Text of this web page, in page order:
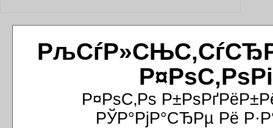
Р¤РѕС‚Рѕ
РЎР°РјР°СЂРµ Рё